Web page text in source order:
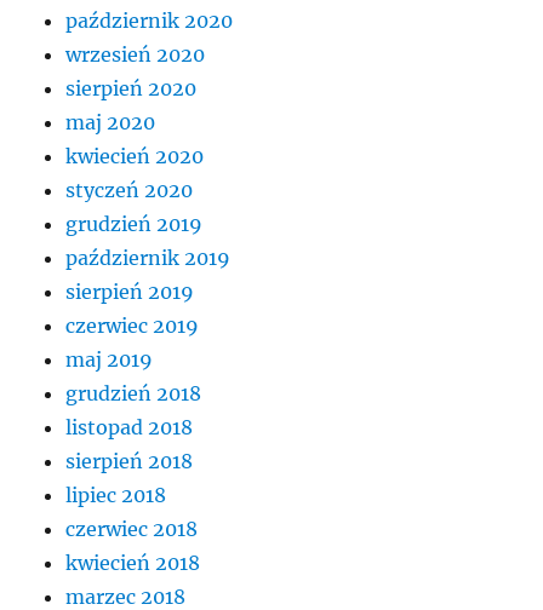
październik 2020
wrzesień 2020
sierpień 2020
maj 2020
kwiecień 2020
styczeń 2020
grudzień 2019
październik 2019
sierpień 2019
czerwiec 2019
maj 2019
grudzień 2018
listopad 2018
sierpień 2018
lipiec 2018
czerwiec 2018
kwiecień 2018
marzec 2018